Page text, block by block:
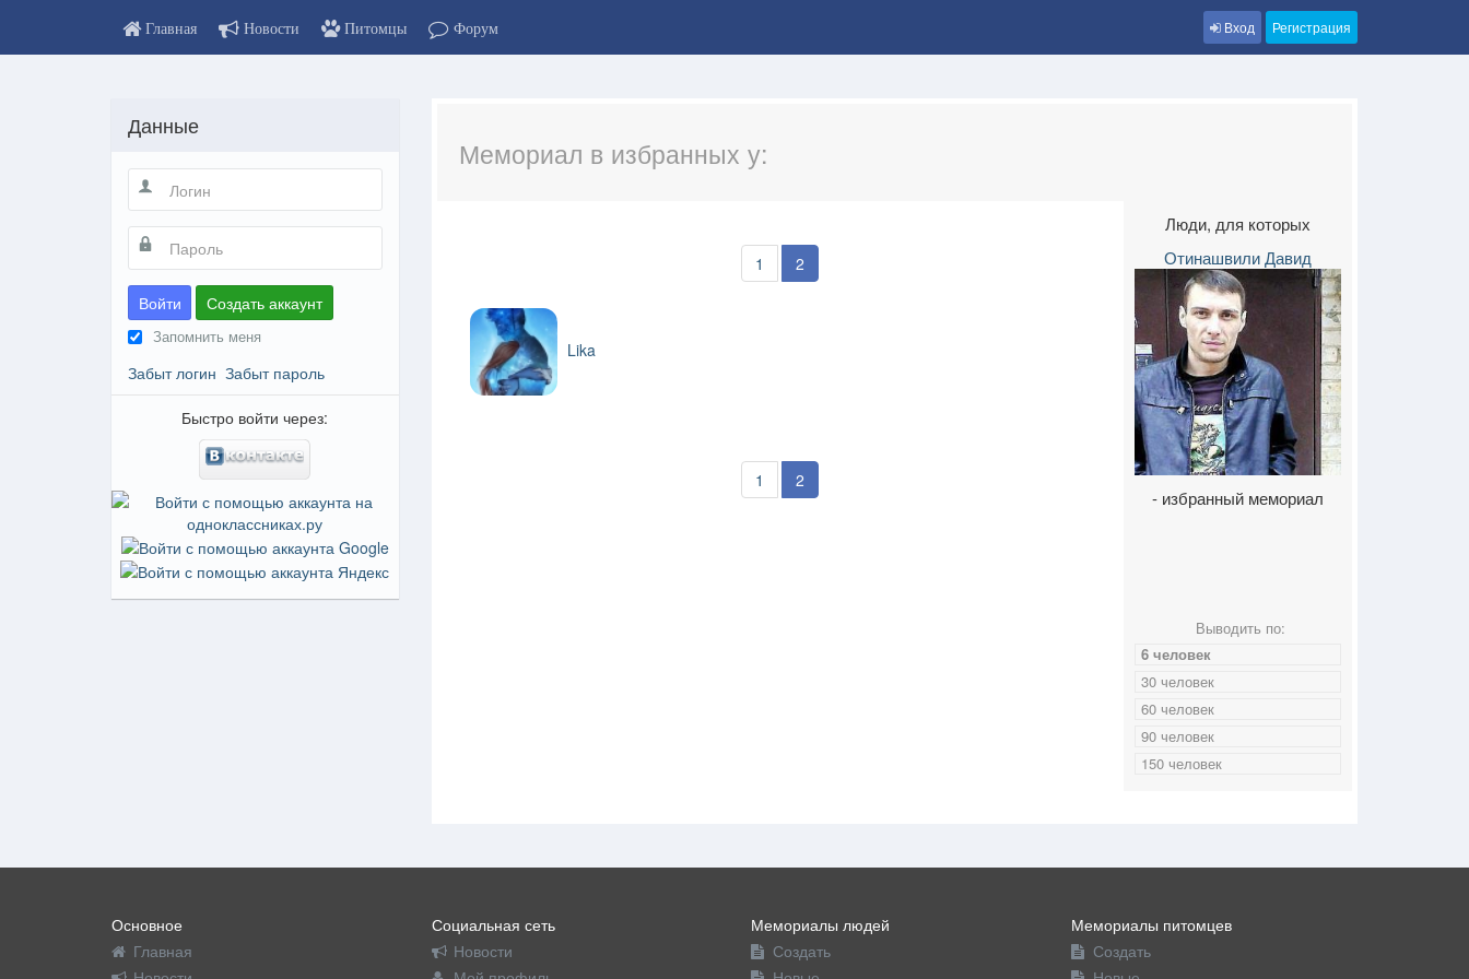
Главная Новости Питомцы Форум Вход Регистрация
Мемориал в избранных у:
1 2
Lika
1 2
Люди, для которых
Отинашвили Давид
- избранный мемориал
Выводить по:
6 человек
30 человек
60 человек
90 человек
150 человек
Данные
Войти Создать аккаунт
Запомнить меня
Забыт логин Забыт пароль
Быстро войти через:
Основное
Главная
Социальная сеть
Новости
Мемориалы людей
Создать
Мемориалы питомцев
Создать